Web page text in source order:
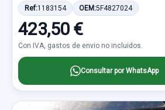
Ref:1183154 OEM:5F4827024
423,50 €
Con IVA, gastos de envio no incluidos.
Consultar por WhatsApp